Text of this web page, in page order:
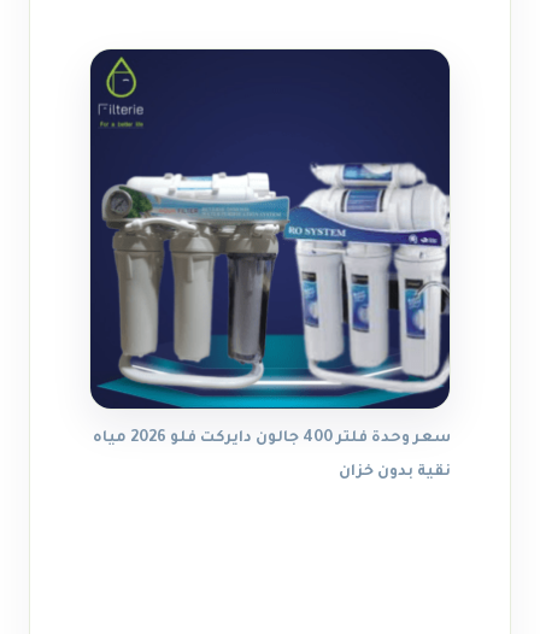
سعر وحدة فلتر 400 جالون دايركت فلو 2026 مياه
نقية بدون خزان